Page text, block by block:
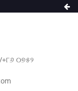
+୮୬ ୦୭୫୨